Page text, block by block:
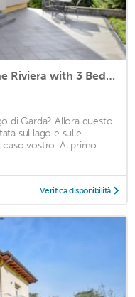
Awesome apartment in Gardone Riviera with 3 Bedrooms
di Garda? Allora questo
sul lago e sulle
vostro. Al primo
Verifica disponibilità